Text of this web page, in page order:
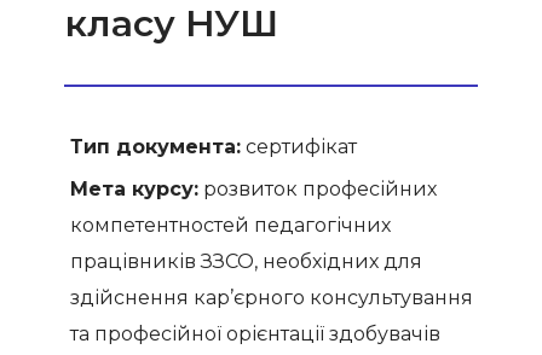
класу НУШ
Тип документа: сертифікат
Мета курсу: розвиток професійних
компетентностей педагогічних
працівників ЗЗСО, необхідних для
здійснення кар’єрного консультування
та професійної орієнтації здобувачів